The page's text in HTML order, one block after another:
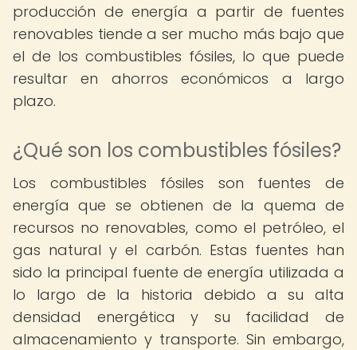
producción de energía a partir de fuentes
renovables tiende a ser mucho más bajo que
el de los combustibles fósiles, lo que puede
resultar en ahorros económicos a largo
plazo.
¿Qué son los combustibles fósiles?
Los combustibles fósiles son fuentes de
energía que se obtienen de la quema de
recursos no renovables, como el petróleo, el
gas natural y el carbón. Estas fuentes han
sido la principal fuente de energía utilizada a
lo largo de la historia debido a su alta
densidad energética y su facilidad de
almacenamiento y transporte. Sin embargo,